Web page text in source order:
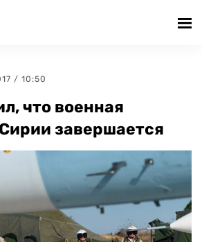
/ 10:50
что военная
завершается